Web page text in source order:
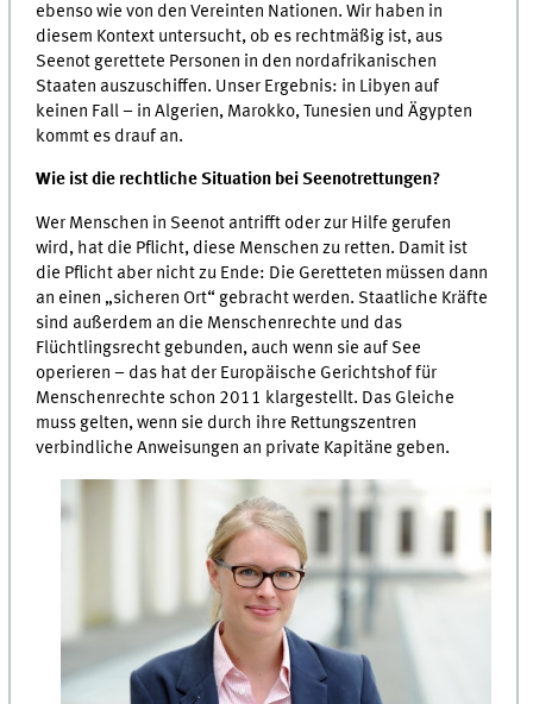
ebenso wie von den Vereinten Nationen. Wir haben in
diesem Kontext untersucht, ob es rechtmäßig ist, aus
Seenot gerettete Personen in den nordafrikanischen
Staaten auszuschiffen. Unser Ergebnis: in Libyen auf
keinen Fall – in Algerien, Marokko, Tunesien und Ägypten
kommt es drauf an.
Wie ist die rechtliche Situation bei Seenotrettungen?
Wer Menschen in Seenot antrifft oder zur Hilfe gerufen
wird, hat die Pflicht, diese Menschen zu retten. Damit ist
die Pflicht aber nicht zu Ende: Die Geretteten müssen dann
an einen „sicheren Ort“ gebracht werden. Staatliche Kräfte
sind außerdem an die Menschenrechte und das
Flüchtlingsrecht gebunden, auch wenn sie auf See
operieren – das hat der Europäische Gerichtshof für
Menschenrechte schon 2011 klargestellt. Das Gleiche
muss gelten, wenn sie durch ihre Rettungszentren
verbindliche Anweisungen an private Kapitäne geben.